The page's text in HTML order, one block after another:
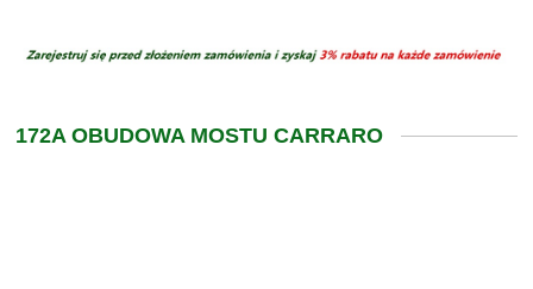
172A OBUDOWA MOSTU CARRARO